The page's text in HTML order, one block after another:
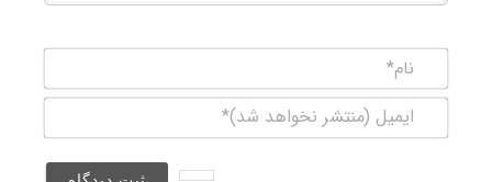
(منتشر